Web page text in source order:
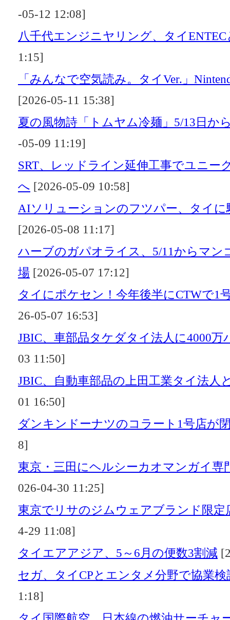
-05-12 12:08]
八千代エンジニヤリング、タイENTEC
1:15]
「みんなで空気読み。タイVer.」
[2026-05-11 15:38]
夏の風物詩「トムヤム冷麺」5/13日か
-05-09 11:19]
SRT、レッドライン延伸工事でユニー
へ [2026-05-09 10:58]
AIソリューションのフツパー、タイに
[2026-05-08 11:17]
ハーブのガパオライス、5/11からマン
場 [2026-05-07 17:12]
タイにポケセン！今年後半にCTWで
26-05-07 16:53]
JBIC、車部品タケダタイ法人に4000万
03 11:50]
JBIC、自動車部品の上田工業タイ法人
01 16:50]
ダンキンドーナツのコラート1号店が
8]
東京・三田にヘルシーカオマンガイ専
026-04-30 11:25]
東京でリサのジムウェアブランド限
4-29 11:08]
タイエアアジア、5～6月の便数3割減
セガ、タイCPとエンタメ分野で協業検
1:18]